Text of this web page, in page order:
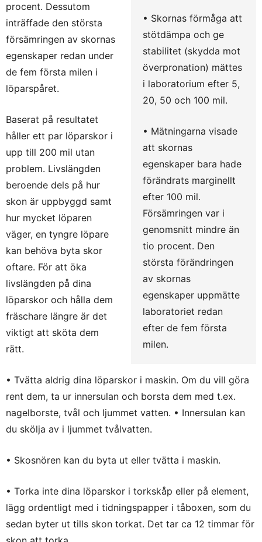
• Skornas förmåga att
stötdämpa och ge
stabilitet (skydda mot
överpronation) mättes
i laboratorium efter 5,
20, 50 och 100 mil.
• Mätningarna visade
att skornas
egenskaper bara hade
förändrats marginellt
efter 100 mil.
Försämringen var i
genomsnitt mindre än
tio procent. Den
största förändringen
av skornas
egenskaper uppmätte
laboratoriet redan
efter de fem första
milen.
procent. Dessutom
inträffade den största
försämringen av skornas
egenskaper redan under
de fem första milen i
löparspåret.
Baserat på resultatet
håller ett par löparskor i
upp till 200 mil utan
problem. Livslängden
beroende dels på hur
skon är uppbyggd samt
hur mycket löparen
väger, en tyngre löpare
kan behöva byta skor
oftare. För att öka
livslängden på dina
löparskor och hålla dem
fräschare längre är det
viktigt att sköta dem
rätt.
• Tvätta aldrig dina löparskor i maskin. Om du vill göra
rent dem, ta ur innersulan och borsta dem med t.ex.
nagelborste, tvål och ljummet vatten. • Innersulan kan
du skölja av i ljummet tvålvatten.
• Skosnören kan du byta ut eller tvätta i maskin.
• Torka inte dina löparskor i torkskåp eller på element,
lägg ordentligt med i tidningspapper i tåboxen, som du
sedan byter ut tills skon torkat. Det tar ca 12 timmar för